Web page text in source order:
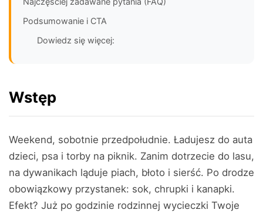
Podsumowanie i CTA
Dowiedz się więcej:
Wstęp
Weekend, sobotnie przedpołudnie. Ładujesz do auta
dzieci, psa i torby na piknik. Zanim dotrzecie do lasu,
na dywanikach ląduje piach, błoto i sierść. Po drodze
obowiązkowy przystanek: sok, chrupki i kanapki.
Efekt? Już po godzinie rodzinnej wycieczki Twoje